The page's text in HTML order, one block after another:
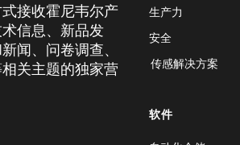
接收霍尼韦尔产
信息、新品发
闻、问卷调查、
关主题的独家营
生产力
安全
传感解决方案
软件